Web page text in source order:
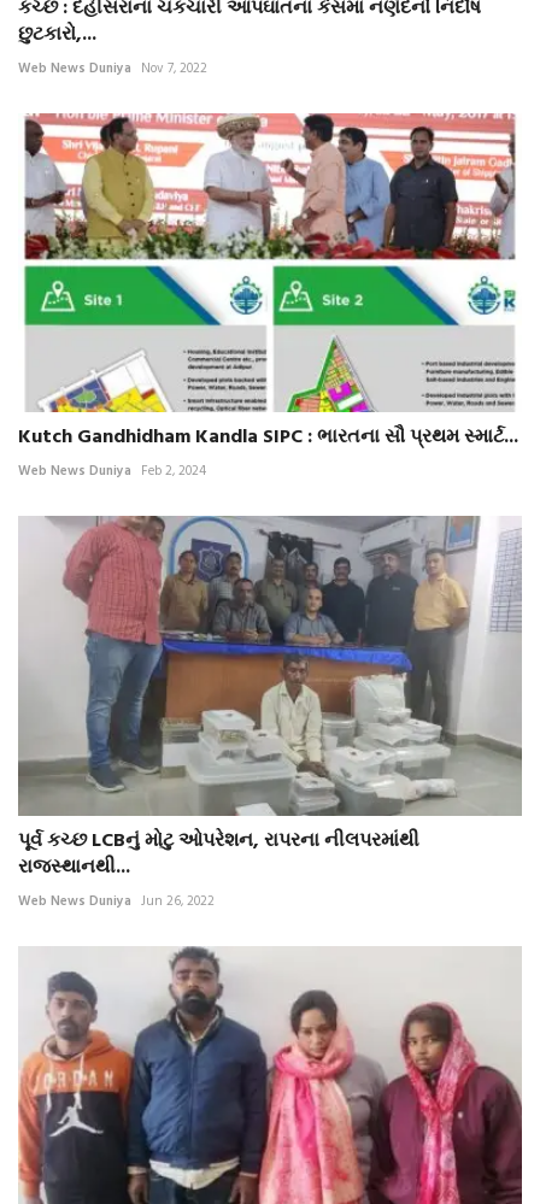
કચ્છ : દહીંસરાના ચકચારી આપઘાતના કેસમાં નણંદનો નિર્દોષ
છુટકારો,...
Web News Duniya Nov 7, 2022
Kutch Gandhidham Kandla SIPC : ભારતના સૌ પ્રથમ સ્માર્ટ...
Web News Duniya Feb 2, 2024
પૂર્વ કચ્છ LCBનું મોટુ ઓપરેશન, રાપરના નીલપરમાંથી
રાજસ્થાનથી...
Web News Duniya Jun 26, 2022